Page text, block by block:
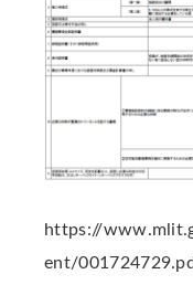
https://
ent/